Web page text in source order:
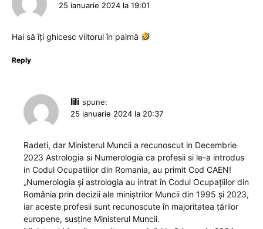
25 ianuarie 2024 la 19:01
Hai să îți ghicesc viitorul în palmă
Reply
lili spune:
25 ianuarie 2024 la 20:37
Radeti, dar Ministerul Muncii a recunoscut in Decembrie
2023 Astrologia si Numerologia ca profesii si le-a introdus
in Codul Ocupatiilor din Romania, au primit Cod CAEN!
„Numerologia și astrologia au intrat în Codul Ocupațiilor din
România prin decizii ale miniștrilor Muncii din 1995 și 2023,
iar aceste profesii sunt recunoscute în majoritatea țărilor
europene, susține Ministerul Muncii.